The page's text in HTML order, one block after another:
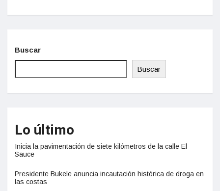
Buscar
Buscar
Lo último
Inicia la pavimentación de siete kilómetros de la calle El
Sauce
Presidente Bukele anuncia incautación histórica de droga en
las costas